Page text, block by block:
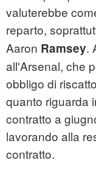
valuterebbe
reparto,
Aaron Ramsey.
all'Arsenal, che
obbligo di
quanto riguarda
contratto a
lavorando alla
contratto.